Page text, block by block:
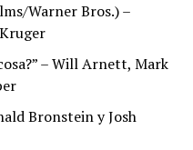
Warner Bros.) –
– Will Arnett, Mark
Bronstein y Josh